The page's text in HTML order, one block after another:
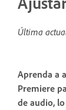
Última
Aprenda a
Premiere
de audio,